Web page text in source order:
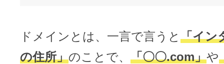
メールマーケティング
メール転送/URL転送
メール・電話・チャットはこ
ドメインとは、一言で言うと 「イン
の住所」のことで、 「〇〇.com」や